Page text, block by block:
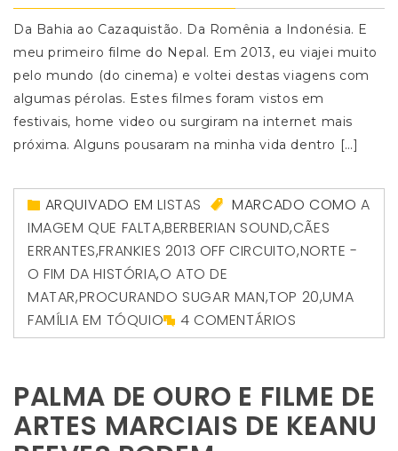
Da Bahia ao Cazaquistão. Da Romênia a Indonésia. E
meu primeiro filme do Nepal. Em 2013, eu viajei muito
pelo mundo (do cinema) e voltei destas viagens com
algumas pérolas. Estes filmes foram vistos em
festivais, home video ou surgiram na internet mais
próxima. Alguns pousaram na minha vida dentro […]
ARQUIVADO EMLISTAS MARCADO COMOA
IMAGEM QUE FALTA,BERBERIAN SOUND,CÃES
ERRANTES,FRANKIES 2013 OFF CIRCUITO,NORTE -
O FIM DA HISTÓRIA,O ATO DE
MATAR,PROCURANDO SUGAR MAN,TOP 20,UMA
FAMÍLIA EM TÓQUIO
4 COMENTÁRIOS
PALMA DE OURO E FILME DE
ARTES MARCIAIS DE KEANU